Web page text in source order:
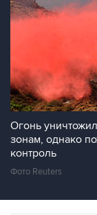
Огонь
зонам, однако
контроль
Фото Reuters